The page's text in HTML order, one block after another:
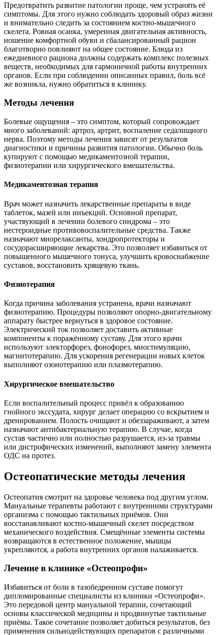
Предотвратить развитие патологии проще, чем устранять её
симптомы. Для этого нужно соблюдать здоровый образ жизни
и внимательно следить за состоянием костно-мышечного
скелета. Ровная осанка, умеренная двигательная активность,
ношение комфортной обуви и сбалансированный рацион
благотворно повлияют на общее состояние. Блюда из
ежедневного рациона должны содержать комплекс полезных
веществ, необходимых для гармоничной работы внутренних
органов. Если при соблюдении описанных правил, боль всё
же возникла, нужно обратиться в клинику.
Методы лечения
Болевые ощущения – это симптом, который сопровождает
много заболеваний: артроз, артрит, воспаление седалищного
нерва. Поэтому методы лечения зависят от результатов
диагностики и причины развития патологии. Обычно боль
купируют с помощью медикаментозной терапии,
физиотерапии или хирургического вмешательства.
Медикаментозная терапия
Врач может назначить лекарственные препараты в виде
таблеток, мазей или инъекций. Основной препарат,
участвующий в лечении болевого синдрома – это
нестероидные противовоспалительные средства. Также
назначают миорелаксанты, хондропротекторы и
сосудорасширяющие лекарства. Это позволяет избавиться от
повышенного мышечного тонуса, улучшить кровоснабжение
суставов, восстановить хрящевую ткань.
Физиотерапия
Когда причина заболевания устранена, врачи назначают
физиотерапию. Процедуры позволяют опорно-двигательному
аппарату быстрее вернуться в здоровое состояние.
Электрический ток позволяет доставить активные
компоненты к поражённому суставу. Для этого врачи
используют электорфорез, фонофорез, миостимуляцию,
магнитотерапию. Для ускорения регенерации новых клеток
выполняют озонотерапию или плазмотерапию.
Хирургическое вмешательство
Если воспалительный процесс привёл к образованию
гнойного экссудата, хирург делает операцию со вскрытием и
дренированием. Полость очищают и обеззараживают, а затем
назначают антибактериальную терапию. В случае, когда
сустав частично или полностью разрушается, из-за травмы
или дистрофических изменений, выполняют замену элемента
ОДС на протез.
Остеопатические методы лечения
Остеопатия смотрит на здоровье человека под другим углом.
Мануальные терапевты работают с внутренними структурами
организма с помощью тактильных приёмов. Они
восстанавливают костно-мышечный скелет посредством
механического воздействия. Смещённые элементы системы
возвращаются в естественное положение, мышцы
укрепляются, а работа внутренних органов налаживается.
Лечение в клинике «Остеопрофи»
Избавиться от боли в тазобедренном суставе помогут
дипломированные специалисты из клиники «Остеопрофи».
Это передовой центр мануальной терапии, сочетающий
основы классической медицины и продвинутые тактильные
приёмы. Такое сочетание позволяет добиться результатов, без
применения сильнодействующих препаратов с различными